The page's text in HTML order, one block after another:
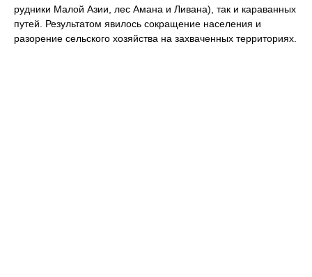
рудники Малой Азии, лес Амана и Ливана), так и караванных
путей. Результатом явилось сокращение населения и
разорение сельского хозяйства на захваченных территориях.